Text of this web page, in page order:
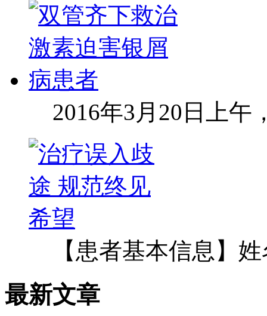
2016年3月20日上午
【患者基本信息】
最新文章